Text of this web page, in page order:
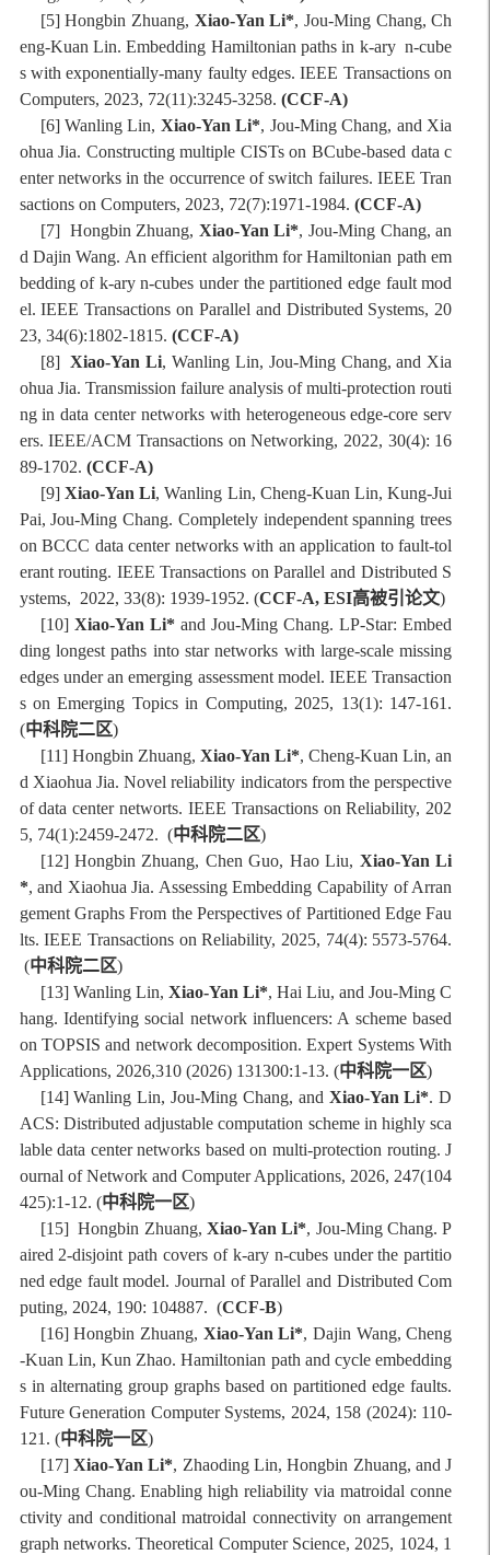
[5] Hongbin Zhuang, Xiao-Yan Li*, Jou-Ming Chang, Ch
eng-Kuan Lin. Embedding Hamiltonian paths in k-ary n-cube
s with exponentially-many faulty edges. IEEE Transactions on
Computers, 2023, 72(11):3245-3258. (CCF-A)
[6] Wanling Lin, Xiao-Yan Li*, Jou-Ming Chang, and Xia
ohua Jia. Constructing multiple CISTs on BCube-based data c
enter networks in the occurrence of switch failures. IEEE Tran
sactions on Computers, 2023, 72(7):1971-1984. (CCF-A)
[7] Hongbin Zhuang, Xiao-Yan Li*, Jou-Ming Chang, an
d Dajin Wang. An efficient algorithm for Hamiltonian path em
bedding of k-ary n-cubes under the partitioned edge fault mod
el. IEEE Transactions on Parallel and Distributed Systems, 20
23, 34(6):1802-1815. (CCF-A)
[8]Xiao-Yan Li, Wanling Lin, Jou-Ming Chang, and Xia
ohua Jia. Transmission failure analysis of multi-protection routi
ng in data center networks with heterogeneous edge-core serv
ers. IEEE/ACM Transactions on Networking, 2022, 30(4): 16
89-1702. (CCF-A)
[9] Xiao-Yan Li, Wanling Lin, Cheng-Kuan Lin, Kung-Jui
Pai, Jou-Ming Chang. Completely independent spanning trees
on BCCC data center networks with an application to fault-tol
erant routing. IEEE Transactions on Parallel and Distributed S
ystems, 2022, 33(8): 1939-1952. (CCF-A, ESI高被引论文)
[10] Xiao-Yan Li* and Jou-Ming Chang. LP-Star: Embed
ding longest paths into star networks with large-scale missing
edges under an emerging assessment model. IEEE Transaction
s on Emerging Topics in Computing, 2025, 13(1): 147-161.
(中科院二区)
[11] Hongbin Zhuang, Xiao-Yan Li*, Cheng-Kuan Lin, an
d Xiaohua Jia. Novel reliability indicators from the perspective
of data center networts. IEEE Transactions on Reliability, 202
5, 74(1):2459-2472. (中科院二区)
[12] Hongbin Zhuang, Chen Guo, Hao Liu, Xiao-Yan Li
*, and Xiaohua Jia. Assessing Embedding Capability of Arran
gement Graphs From the Perspectives of Partitioned Edge Fau
lts. IEEE Transactions on Reliability, 2025, 74(4): 5573-5764.
(中科院二区)
[13] Wanling Lin, Xiao-Yan Li*, Hai Liu, and Jou-Ming C
hang. Identifying social network influencers: A scheme based
on TOPSIS and network decomposition. Expert Systems With
Applications, 2026,310 (2026) 131300:1-13. (中科院一区)
[14] Wanling Lin, Jou-Ming Chang, and Xiao-Yan Li*. D
ACS: Distributed adjustable computation scheme in highly sca
lable data center networks based on multi-protection routing. J
ournal of Network and Computer Applications, 2026, 247(104
425):1-12. (中科院一区)
[15] Hongbin Zhuang, Xiao-Yan Li*, Jou-Ming Chang. P
aired 2-disjoint path covers of k-ary n-cubes under the partitio
ned edge fault model. Journal of Parallel and Distributed Com
puting, 2024, 190: 104887. (CCF-B)
[16] Hongbin Zhuang, Xiao-Yan Li*, Dajin Wang, Cheng
-Kuan Lin, Kun Zhao. Hamiltonian path and cycle embedding
s in alternating group graphs based on partitioned edge faults.
Future Generation Computer Systems, 2024, 158 (2024): 110-
121. (中科院一区)
[17] Xiao-Yan Li*, Zhaoding Lin, Hongbin Zhuang, and J
ou-Ming Chang. Enabling high reliability via matroidal conne
ctivity and conditional matroidal connectivity on arrangement
graph networks. Theoretical Computer Science, 2025, 1024, 1